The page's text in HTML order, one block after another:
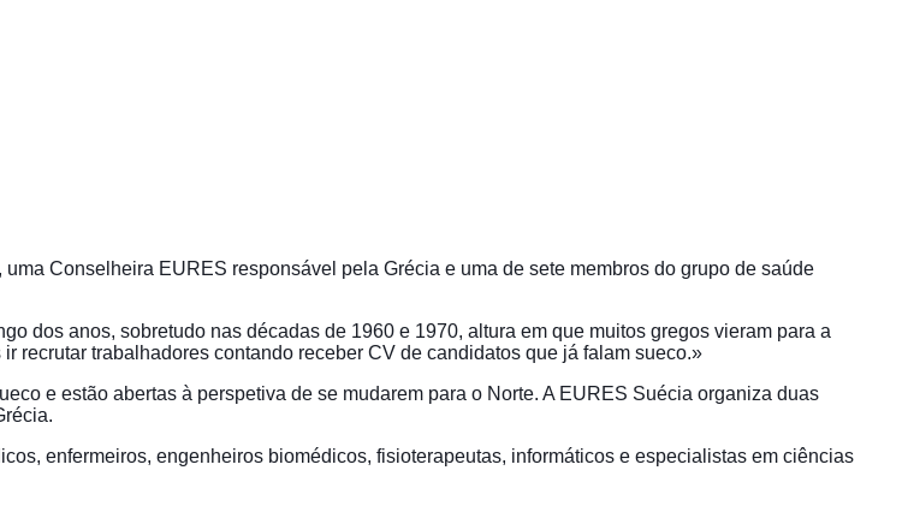
Conselheira EURES responsável pela Grécia e uma de sete membros do grupo de saúde
dos anos, sobretudo nas décadas de 1960 e 1970, altura em que muitos gregos vieram para a
recrutar trabalhadores contando receber CV de candidatos que já falam sueco.»
e estão abertas à perspetiva de se mudarem para o Norte. A EURES Suécia organiza duas
enfermeiros, engenheiros biomédicos, fisioterapeutas, informáticos e especialistas em ciências